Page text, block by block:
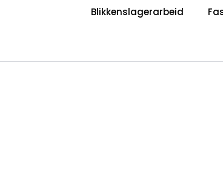
Skip to main contentBlikkenslagerarbeid